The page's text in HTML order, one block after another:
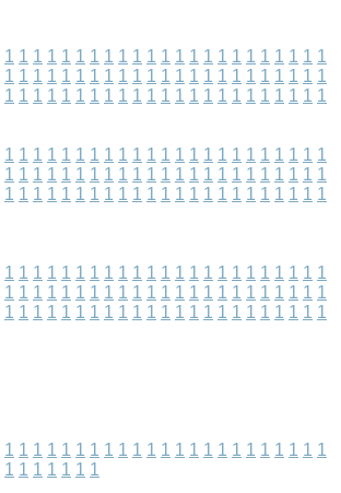
1 1 1 1 1 1 1 1 1 1 1 1 1 1 1 1 1 1 1 1 1 1 1
1 1 1 1 1 1 1 1 1 1 1 1 1 1 1 1 1 1 1 1 1 1 1
1 1 1 1 1 1 1 1 1 1 1 1 1 1 1 1 1 1 1 1 1 1 1
1 1 1 1 1 1 1 1 1 1 1 1 1 1 1 1 1 1 1 1 1 1 1
1 1 1 1 1 1 1 1 1 1 1 1 1 1 1 1 1 1 1 1 1 1 1
1 1 1 1 1 1 1 1 1 1 1 1 1 1 1 1 1 1 1 1 1 1 1
1 1 1 1 1 1 1 1 1 1 1 1 1 1 1 1 1 1 1 1 1 1 1
1 1 1 1 1 1 1 1 1 1 1 1 1 1 1 1 1 1 1 1 1 1 1
1 1 1 1 1 1 1 1 1 1 1 1 1 1 1 1 1 1 1 1 1 1 1
1 1 1 1 1 1 1 1 1 1 1 1 1 1 1 1 1 1 1 1 1 1 1
1 1 1 1 1 1 1